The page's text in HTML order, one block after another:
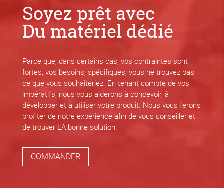
Soyez prêt avec
Du matériel dédié
Parce que, dans certains cas, vos contraintes sont
fortes, vos besoins, spécifiques, vous ne trouvez pas
ce que vous souhaiteriez. En tenant compte de vos
impératifs, nous vous aiderons à concevoir, à
développer et à utiliser votre produit. Nous vous ferons
profiter de notre expérience afin de vous conseiller et
de trouver LA bonne solution.
COMMANDER